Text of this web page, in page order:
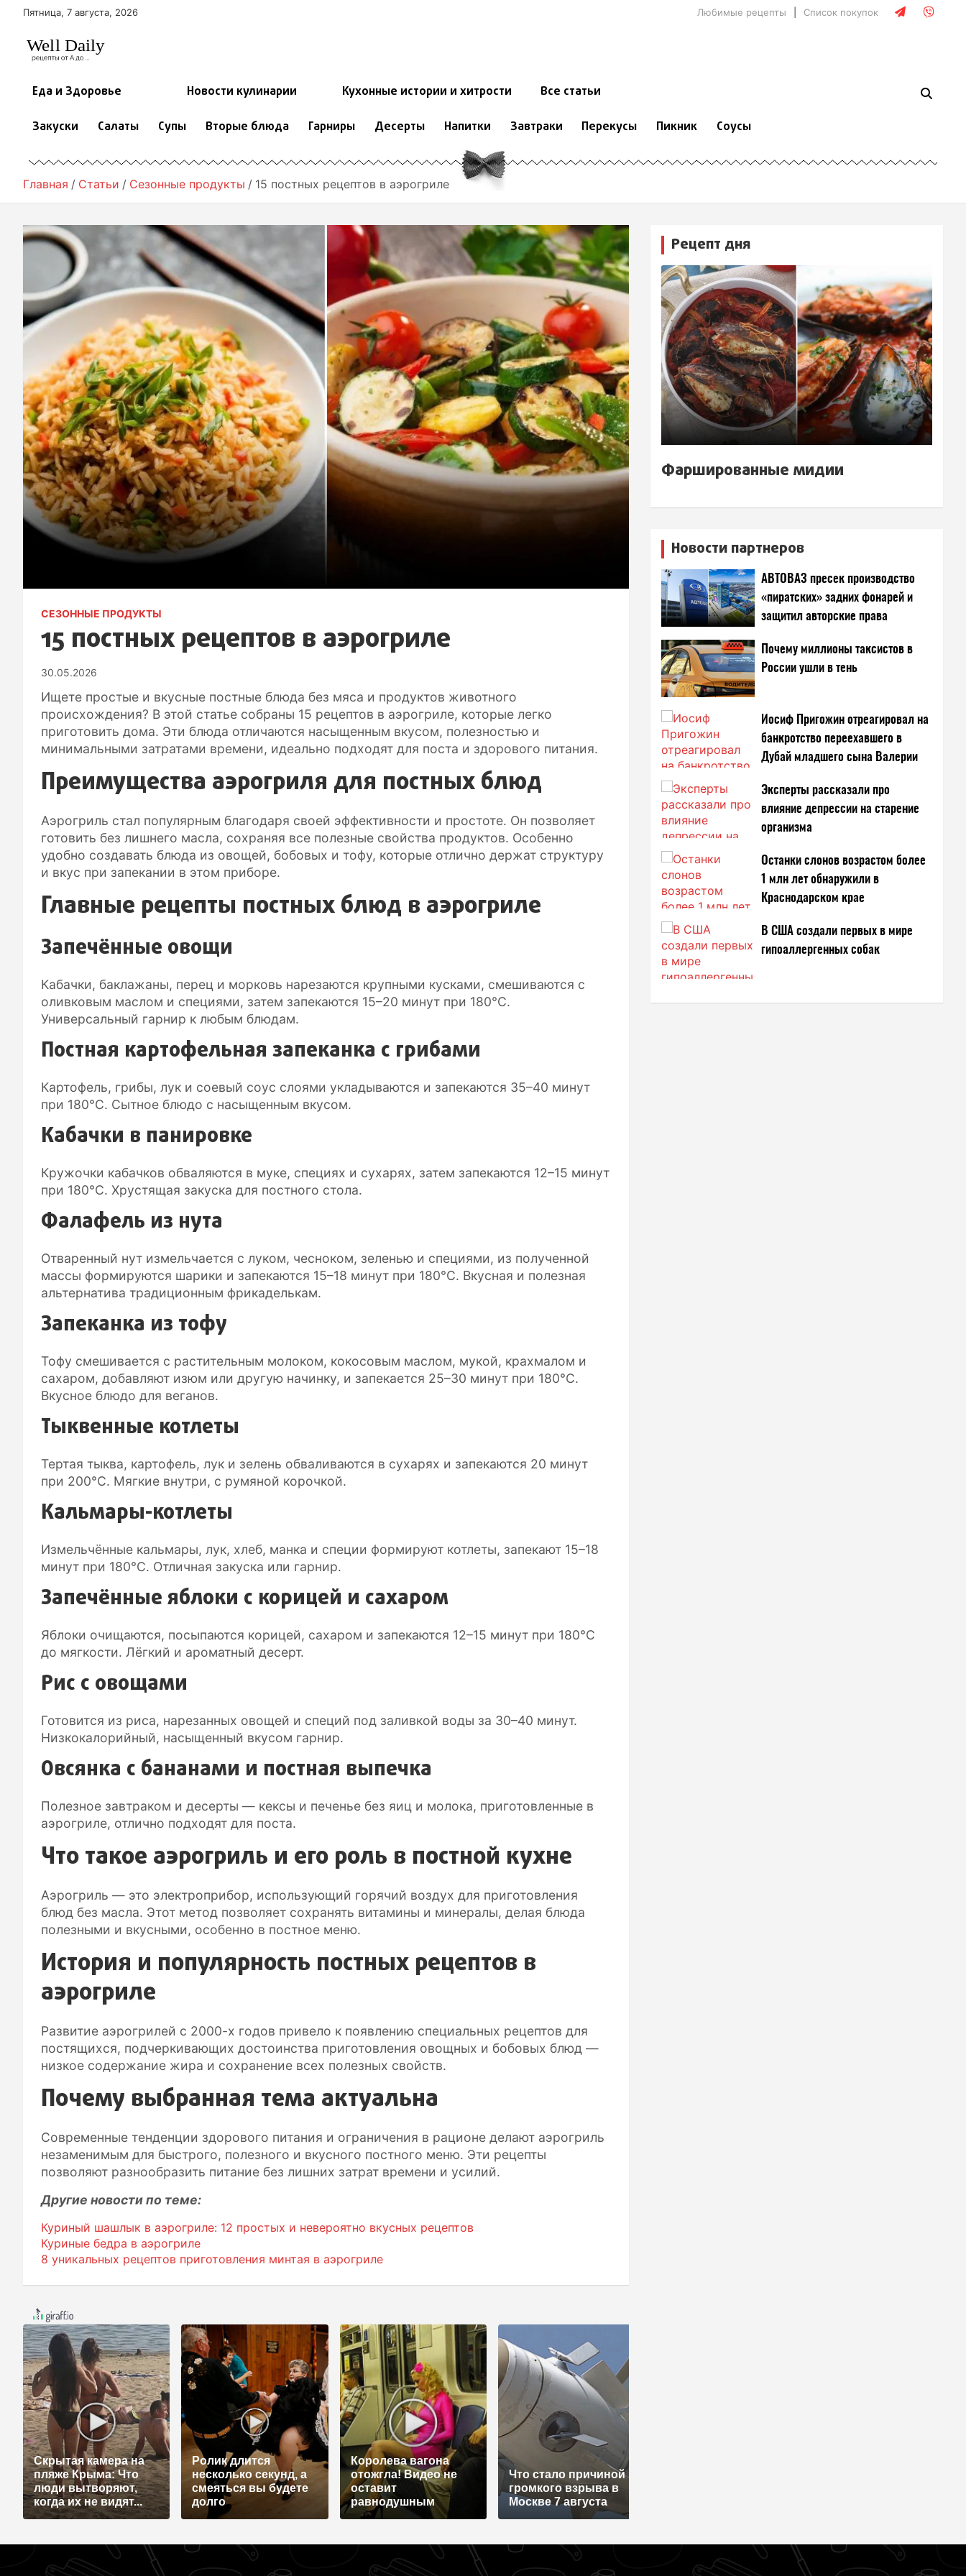
Пятница, 7 августа, 2026 Любимые рецепты Список покупок
Еда и Здоровье Новости кулинарии Кухонные истории и хитрости Все статьи
Закуски Салаты Супы Вторые блюда Гарниры Десерты Напитки Завтраки Перекусы Пикник Соусы
Главная Статьи Сезонные продукты 15 постных рецептов в аэрогриле
СЕЗОННЫЕ ПРОДУКТЫ
15 постных рецептов в аэрогриле
30.05.2026
Ищете простые и вкусные постные блюда без мяса и продуктов животного
происхождения? В этой статье собраны 15 рецептов в аэрогриле, которые легко
приготовить дома. Эти блюда отличаются насыщенным вкусом, полезностью и
минимальными затратами времени, идеально подходят для поста и здорового питания.
Преимущества аэрогриля для постных блюд
Аэрогриль стал популярным благодаря своей эффективности и простоте. Он позволяет
готовить без лишнего масла, сохраняя все полезные свойства продуктов. Особенно
удобно создавать блюда из овощей, бобовых и тофу, которые отлично держат структуру
и вкус при запекании в этом приборе.
Главные рецепты постных блюд в аэрогриле
Запечённые овощи
Кабачки, баклажаны, перец и морковь нарезаются крупными кусками, смешиваются с
оливковым маслом и специями, затем запекаются 15–20 минут при 180°C.
Универсальный гарнир к любым блюдам.
Постная картофельная запеканка с грибами
Картофель, грибы, лук и соевый соус слоями укладываются и запекаются 35–40 минут
при 180°C. Сытное блюдо с насыщенным вкусом.
Кабачки в панировке
Кружочки кабачков обваляются в муке, специях и сухарях, затем запекаются 12–15 минут
при 180°C. Хрустящая закуска для постного стола.
Фалафель из нута
Отваренный нут измельчается с луком, чесноком, зеленью и специями, из полученной
массы формируются шарики и запекаются 15–18 минут при 180°C. Вкусная и полезная
альтернатива традиционным фрикаделькам.
Запеканка из тофу
Тофу смешивается с растительным молоком, кокосовым маслом, мукой, крахмалом и
сахаром, добавляют изюм или другую начинку, и запекается 25–30 минут при 180°C.
Вкусное блюдо для веганов.
Тыквенные котлеты
Тертая тыква, картофель, лук и зелень обваливаются в сухарях и запекаются 20 минут
при 200°C. Мягкие внутри, с румяной корочкой.
Кальмары-котлеты
Измельчённые кальмары, лук, хлеб, манка и специи формируют котлеты, запекают 15–18
минут при 180°C. Отличная закуска или гарнир.
Запечённые яблоки с корицей и сахаром
Яблоки очищаются, посыпаются корицей, сахаром и запекаются 12–15 минут при 180°C
до мягкости. Лёгкий и ароматный десерт.
Рис с овощами
Готовится из риса, нарезанных овощей и специй под заливкой воды за 30–40 минут.
Низкокалорийный, насыщенный вкусом гарнир.
Овсянка с бананами и постная выпечка
Полезное завтраком и десерты — кексы и печенье без яиц и молока, приготовленные в
аэрогриле, отлично подходят для поста.
Что такое аэрогриль и его роль в постной кухне
Аэрогриль — это электроприбор, использующий горячий воздух для приготовления
блюд без масла. Этот метод позволяет сохранять витамины и минералы, делая блюда
полезными и вкусными, особенно в постное меню.
История и популярность постных рецептов в
аэрогриле
Развитие аэрогрилей с 2000-х годов привело к появлению специальных рецептов для
постящихся, подчеркивающих достоинства приготовления овощных и бобовых блюд —
низкое содержание жира и сохранение всех полезных свойств.
Почему выбранная тема актуальна
Современные тенденции здорового питания и ограничения в рационе делают аэрогриль
незаменимым для быстрого, полезного и вкусного постного меню. Эти рецепты
позволяют разнообразить питание без лишних затрат времени и усилий.
Другие новости по теме:
Куриный шашлык в аэрогриле: 12 простых и невероятно вкусных рецептов
Куриные бедра в аэрогриле
8 уникальных рецептов приготовления минтая в аэрогриле
Скрытая камера на
пляже Крыма: Что
люди вытворяют,
когда их не видят...
Ролик длится
несколько секунд, а
смеяться вы будете
долго
Королева вагона
отожгла! Видео не
оставит
равнодушным
Что стало причиной
громкого взрыва в
Москве 7 августа
Рецепт дня
Фаршированные мидии
Новости партнеров
АВТОВАЗ пресек производство
«пиратских» задних фонарей и
защитил авторские права
Почему миллионы таксистов в
России ушли в тень
Иосиф Пригожин отреагировал на
банкротство переехавшего в
Дубай младшего сына Валерии
Эксперты рассказали про
влияние депрессии на старение
организма
Останки слонов возрастом более
1 млн лет обнаружили в
Краснодарском крае
В США создали первых в мире
гипоаллергенных собак